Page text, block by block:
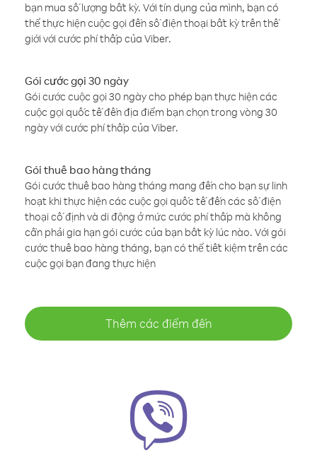
bạn mua số lượng bất kỳ. Với tín dụng của mình, bạn có
thể thực hiện cuộc gọi đến số điện thoại bất kỳ trên thế
giới với cước phí thấp của Viber.
Gói cước gọi 30 ngày
Gói cước cuộc gọi 30 ngày cho phép bạn thực hiện các
cuộc gọi quốc tế đến địa điểm bạn chọn trong vòng 30
ngày với cước phí thấp của Viber.
Gói thuê bao hàng tháng
Gói cước thuê bao hàng tháng mang đến cho bạn sự linh
hoạt khi thực hiện các cuộc gọi quốc tế đến các số điện
thoại cố định và di động ở mức cước phí thấp mà không
cần phải gia hạn gói cước của bạn bất kỳ lúc nào. Với gói
cước thuê bao hàng tháng, bạn có thể tiết kiệm trên các
cuộc gọi bạn đang thực hiện
Thêm các điểm đến